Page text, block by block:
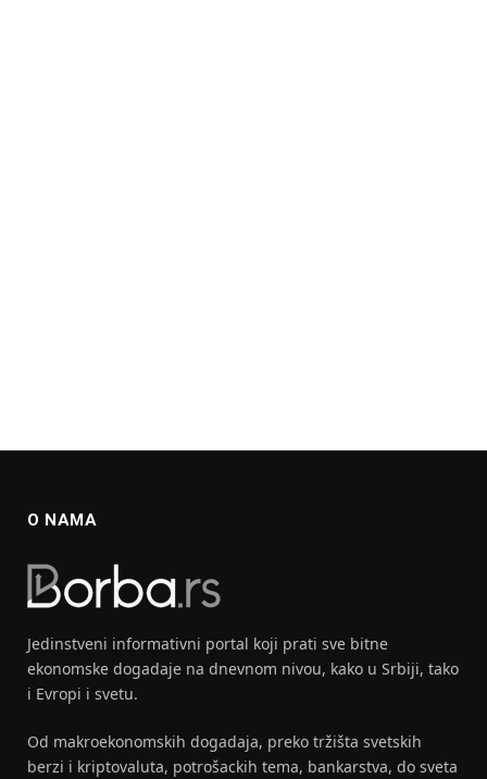
O NAMA
Jedinstveni informativni portal koji prati sve bitne
ekonomske dogadaje na dnevnom nivou, kako u Srbiji, tako
i Evropi i svetu.
Od makroekonomskih dogadaja, preko tržišta svetskih
berzi i kriptovaluta, potrošackih tema, bankarstva, do sveta